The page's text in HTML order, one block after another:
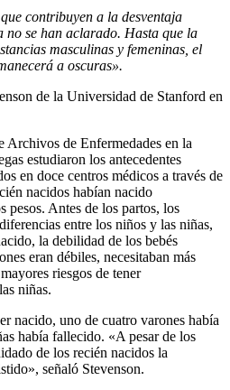
contribuyen a la desventaja
no se han aclarado. Hasta que la
masculinas y femeninas, el
a oscuras».
de la Universidad de Stanford en
de Enfermedades en la
estudiaron los antecedentes
en doce centros médicos a través de
nacidos habían nacido
pesos. Antes de los partos, los
entre los niños y las niñas,
la debilidad de los bebés
eran débiles, necesitaban más
riesgos de tener
niñas.
nacido, uno de cuatro varones había
había fallecido. «A pesar de los
de los recién nacidos la
señaló Stevenson.